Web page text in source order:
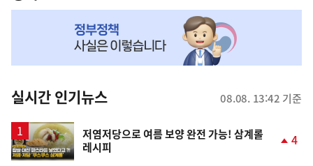
NOW,
뉴
스
실시간 인기뉴스 08.08. 13:42 기준
영
상
저염저당으로 여름 보양 완전 가능! 삼계롤
레시피
4